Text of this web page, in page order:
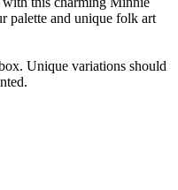
palette and unique folk art
Unique variations should